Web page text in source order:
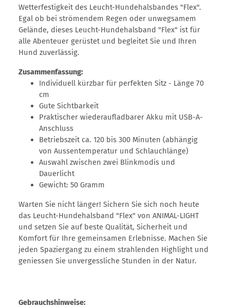
Wetterfestigkeit des Leucht-Hundehalsbandes "Flex".
Egal ob bei strömendem Regen oder unwegsamem
Gelände, dieses Leucht-Hundehalsband "Flex" ist für
alle Abenteuer gerüstet und begleitet Sie und Ihren
Hund zuverlässig.
Zusammenfassung:
Individuell kürzbar für perfekten Sitz - Länge 70
cm
Gute Sichtbarkeit
Praktischer wiederaufladbarer Akku mit USB-A-
Anschluss
Betriebszeit ca. 120 bis 300 Minuten (abhängig
von Aussentemperatur und Schlauchlänge)
Auswahl zwischen zwei Blinkmodis und
Dauerlicht
Gewicht: 50 Gramm
Warten Sie nicht länger! Sichern Sie sich noch heute
das Leucht-Hundehalsband "Flex" von ANIMAL-LIGHT
und setzen Sie auf beste Qualität, Sicherheit und
Komfort für Ihre gemeinsamen Erlebnisse. Machen Sie
jeden Spaziergang zu einem strahlenden Highlight und
geniessen Sie unvergessliche Stunden in der Natur.
Gebrauchshinweise: